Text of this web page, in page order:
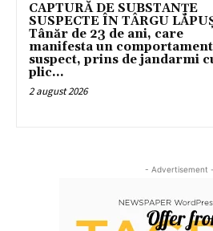
CAPTURĂ DE SUBSTANȚE
SUSPECTE ÎN TÂRGU LĂPUȘ
Tânăr de 23 de ani, care
manifesta un comportament
suspect, prins de jandarmi
plic...
2 august 2026
- Advertisement -